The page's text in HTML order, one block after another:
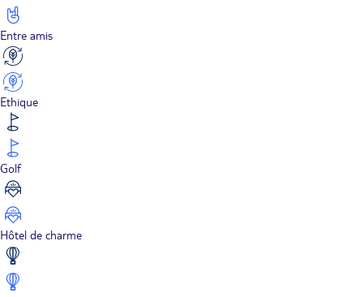
Entre amis
Ethique
Golf
Hôtel de charme